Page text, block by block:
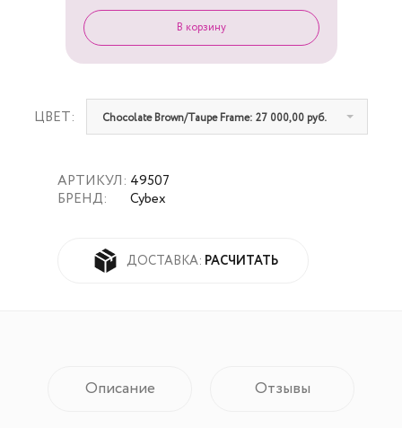
АРТИКУЛ:
БРЕНД:
49507
Cybex
ДОСТАВКА: РАСЧИТАТЬ
ЦВЕТ: Chocolate Brown/Taupe Frame: 27 000,00 руб.
Описание Отзывы